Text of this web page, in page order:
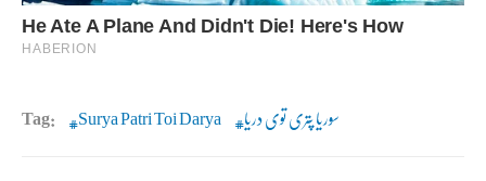
Tag: Surya Patri Toi Darya سوریا پتری توی دریا